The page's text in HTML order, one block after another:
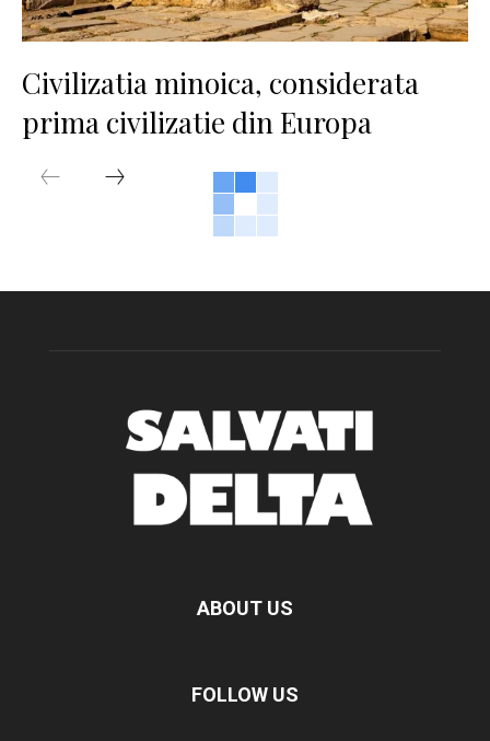
Civilizatia minoica, considerata
prima civilizatie din Europa
ABOUT US
FOLLOW US